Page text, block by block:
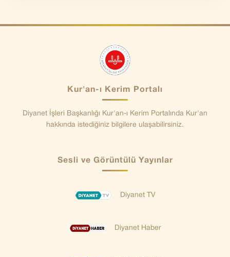
Kur'an-ı Kerim Portalı
Diyanet İşleri Başkanlığı Kur'an-ı Kerim Portalında Kur'an
hakkında istediğiniz bilgilere ulaşabilirsiniz.
Sesli ve Görüntülü Yayınlar
Diyanet TV
Diyanet Haber